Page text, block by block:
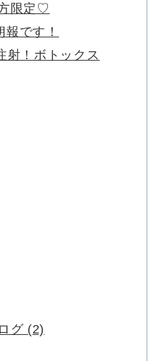
限定♡
です！
射！ボトックス
グ (2)